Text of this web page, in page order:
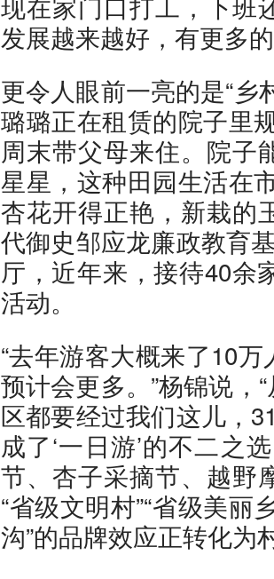
发展越来越好，有更多
更令人眼前一亮的是“乡
璐璐正在租赁的院子里
周末带父母来住。院子
星星，这种田园生活在
杏花开得正艳，新栽的
代御史邹应龙廉政教育
厅，近年来，接待40余
活动。
“去年游客大概来了10
预计会更多。”杨锦说，
区都要经过我们这儿，
成了‘一日游’的不二之
节、杏子采摘节、越野
“省级文明村”“省级美丽
沟”的品牌效应正转化为